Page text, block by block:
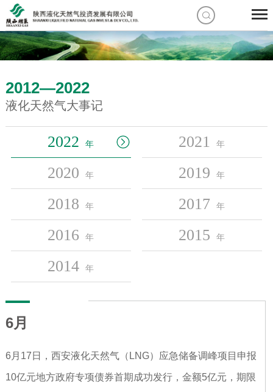
2012—2022
液化天然气大事记
2022 年 2021 年
2020 年 2019 年
2018 年 2017 年
2016 年 2015 年
2014 年
6月
6月17日，西安液化天然气（LNG）应急储备调峰项目申报
10亿元地方政府专项债券首期成功发行，金额5亿元，期限